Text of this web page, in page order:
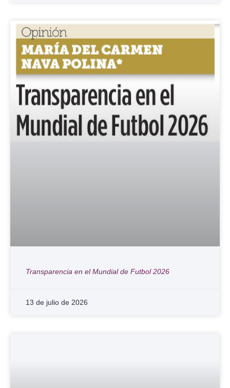
Transparencia en el Mundial de Futbol 2026
13 de julio de 2026